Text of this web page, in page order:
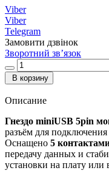
Viber
Viber
Telegram
Замовити дзвінок
Зворотний зв’язок
В корзину
Описание
Гнездо miniUSB 5pin
разъём для
Оснащено 5
передачу данных и
установки на плату или